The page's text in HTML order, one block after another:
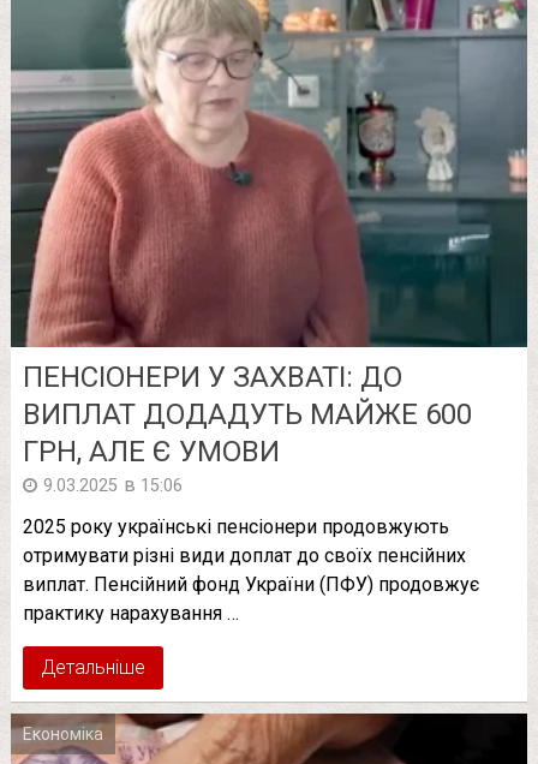
ПЕНСІОНЕРИ У ЗАХВАТІ: ДО
ВИПЛАТ ДОДАДУТЬ МАЙЖЕ 600
ГРН, АЛЕ Є УМОВИ
9.03.2025 в 15:06
2025 року українські пенсіонери продовжують
отримувати різні види доплат до своїх пенсійних
виплат. Пенсійний фонд України (ПФУ) продовжує
практику нарахування …
Детальніше
Економіка